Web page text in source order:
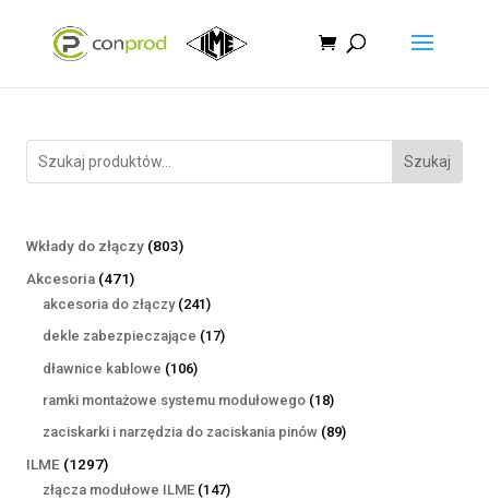
Szukaj
Wkłady do złączy 803803
Akcesoria 471471
produktów
akcesoria do złączy 241241
produktów
dekle zabezpieczające 1717
dławnice kablowe 106106
produktów
ramki montażowe systemu modułowego 1818
produktów
zaciskarki i narzędzia do zaciskania pinów 8989
ILME 12971297
produktów
złącza modułowe ILME 147147